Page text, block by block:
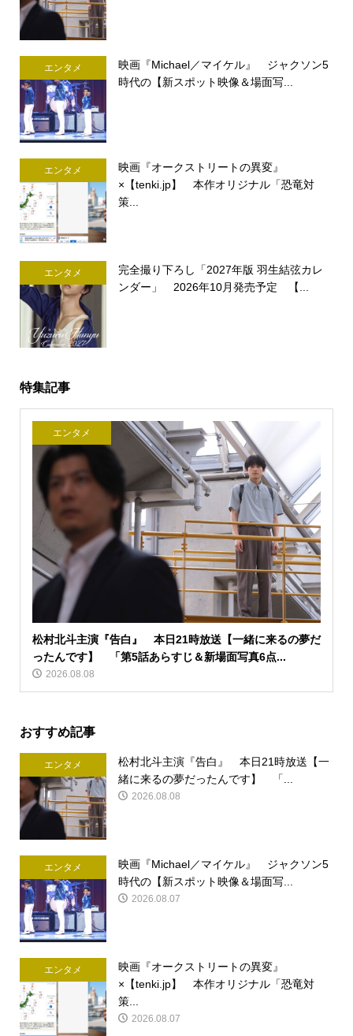
エンタメ
映画『Michael／マイケル』 ジャクソン5
時代の【新スポット映像＆場面写...
エンタメ
映画『オークストリートの異変』
×【tenki.jp】 本作オリジナル「恐竜対
策...
エンタメ
完全撮り下ろし「2027年版 羽生結弦カレ
ンダー」 2026年10月発売予定 【...
特集記事
エンタメ
松村北斗主演『告白』 本日21時放送【一緒に来るの夢だ
ったんです】 「第5話あらすじ＆新場面写真6点...
2026.08.08
おすすめ記事
エンタメ
松村北斗主演『告白』 本日21時放送【一
緒に来るの夢だったんです】 「...
2026.08.08
エンタメ
映画『Michael／マイケル』 ジャクソン5
時代の【新スポット映像＆場面写...
2026.08.07
エンタメ
映画『オークストリートの異変』
×【tenki.jp】 本作オリジナル「恐竜対
策...
2026.08.07